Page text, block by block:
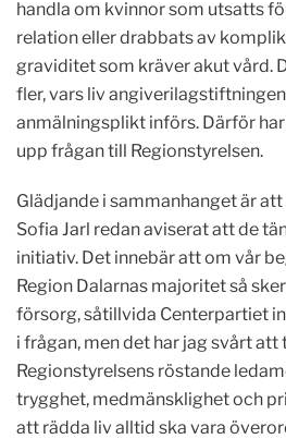
handla om kvinnor som utsatts
relation eller drabbats av
graviditet som kräver akut vård.
fler, vars liv
anmälningsplikt införs. Därför
upp frågan till Regionstyrelsen.
Glädjande i sammanhanget är
Sofia Jarl redan aviserat att de
initiativ. Det innebär att om vår
Region Dalarnas majoritet så
försorg, såtillvida Centerpartiet
i frågan, men det har jag svårt
Regionstyrelsens röstande
trygghet, medmänsklighet och
att rädda liv alltid ska vara